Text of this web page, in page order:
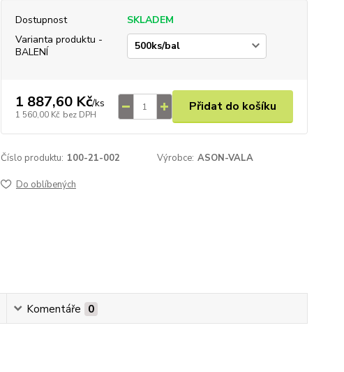
Dostupnost
SKLADEM
Varianta produktu -
BALENÍ
1 887,60 Kč/ks
1 560,00 Kč bez DPH
Přidat do košíku
Číslo produktu: 100-21-002 Výrobce: ASON-VALA
Do oblíbených
Komentáře 0